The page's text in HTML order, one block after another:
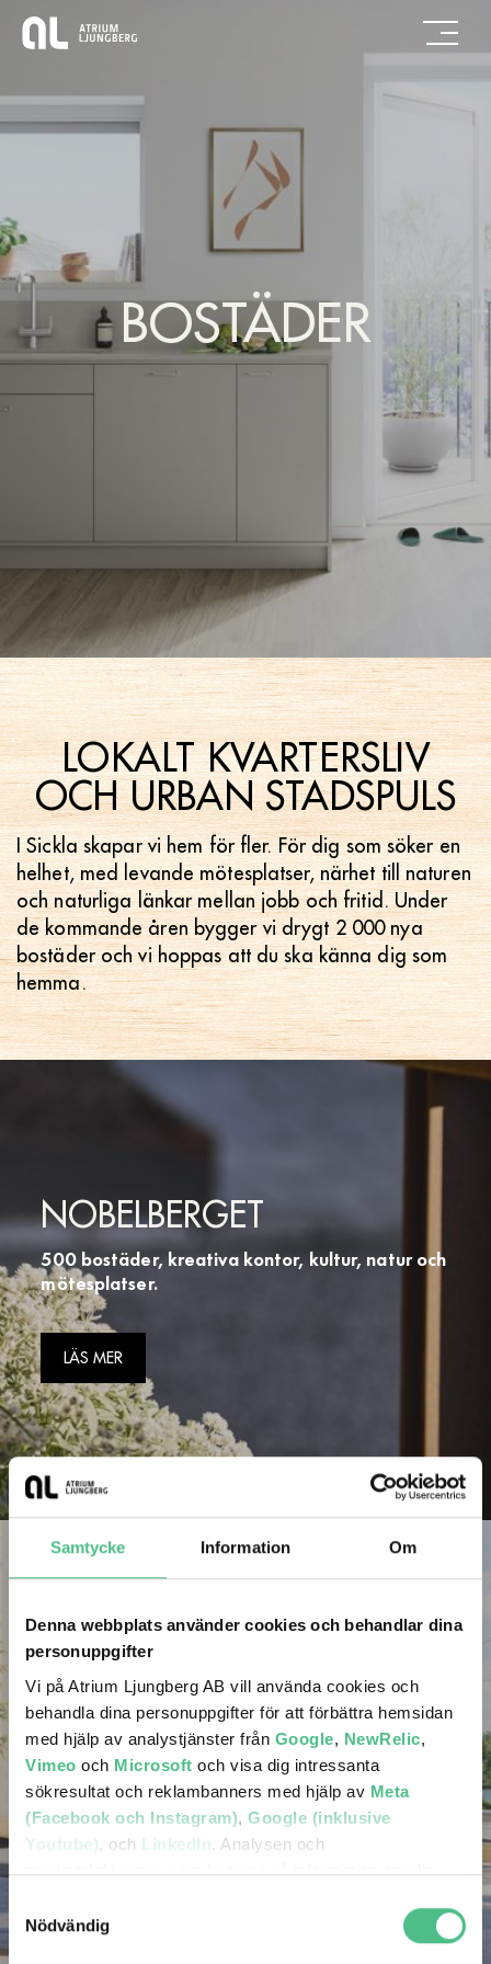
Samtycke Information Om
Denna webbplats använder cookies och behandlar dina
personuppgifter
Vi på Atrium Ljungberg AB vill använda cookies och
behandla dina personuppgifter för att förbättra hemsidan
med hjälp av analystjänster från Google, NewRelic,
Vimeo och Microsoft och visa dig intressanta
sökresultat och reklambanners med hjälp av Meta
(Facebook och Instagram), Google (inklusive
Youtube), och LinkedIn. Analysen och
marknadsföringen görs baserat på information om din
annan information om hur du använder hemsidan och
information som dessa tjänster har om dig sedan tidigare.
Nödvändig
BOSTÄDER
LOKALT KVARTERSLIV
OCH URBAN STADSPULS
I Sickla skapar vi hem för fler. För dig som söker en
helhet, med levande mötesplatser, närhet till naturen
och naturliga länkar mellan jobb och fritid. Under
de kommande åren bygger vi drygt 2 000 nya
bostäder och vi hoppas att du ska känna dig som
hemma.
NOBELBERGET
500 bostäder, kreativa kontor, kultur, natur och
mötesplatser.
LÄS MER
KYRKVIKEN
Här planerar vi för cirka 700 bostäder.